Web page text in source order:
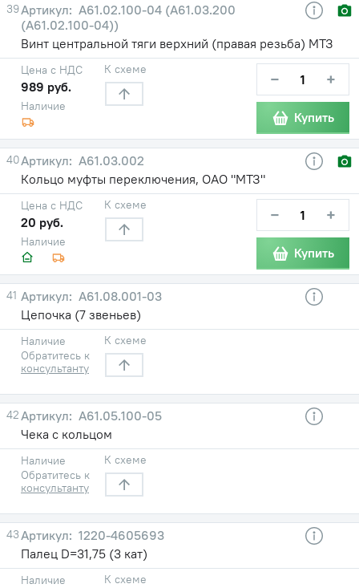
39
А61.02.100-04 (А61.03.200
(А61.02.100-04))
Винт центральной тяги верхний (правая резьба) МТЗ
Наличие
Цена с НДС
989 руб.
К схеме − +
Купить
40
А61.03.002
Кольцо муфты переключения, ОАО "МТЗ"
Наличие
Цена с НДС
20 руб.
К схеме − +
Купить
41
А61.08.001-03
Цепочка (7 звеньев)
Наличие
Обратитесь к
консультанту
К схеме
42
А61.05.100-05
Чека с кольцом
Наличие
Обратитесь к
консультанту
К схеме
43
1220-4605693
Палец D=31,75 (3 кат)
Наличие
К схеме